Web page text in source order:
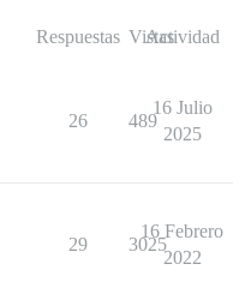
Respuestas Vistas
Actividad
26 489
16 Julio
2025
29 3025
16 Febrero
2022